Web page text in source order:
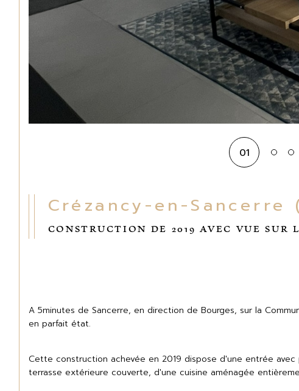
01
Crézancy-en-Sancerre
CONSTRUCTION DE 2019 AVEC VUE
A 5minutes de Sancerre, en direction de Bourges, sur la
en parfait état.
Cette construction achevée en 2019 dispose d'une entrée
terrasse extérieure couverte, d'une cuisine aménagée